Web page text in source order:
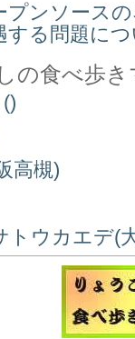
プンソース
する問題につ
の食べ歩
高槻)
トウカエデ(